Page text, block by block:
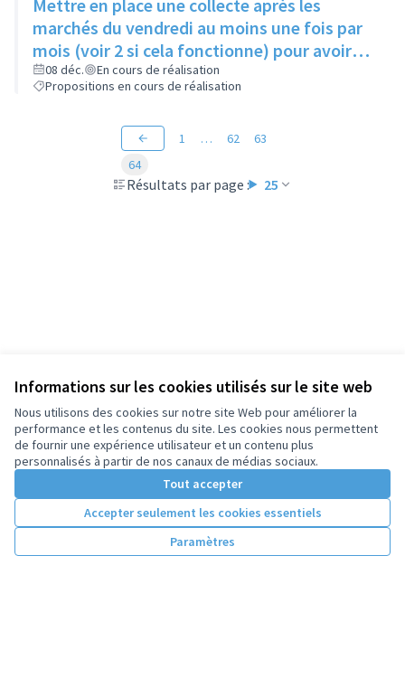
Informations sur les cookies utilisés sur le site web
Nous utilisons des cookies sur notre site Web pour améliorer la
performance et les contenus du site. Les cookies nous permettent
de fournir une expérience utilisateur et un contenu plus
personnalisés à partir de nos canaux de médias sociaux.
Tout accepter
Accepter seulement les cookies essentiels
Paramètres
Mettre en place une collecte après les
marchés du vendredi au moins une fois par
mois (voir 2 si cela fonctionne) pour avoir
des produits frais pour l'Epice'Rill
08 déc.
En cours de réalisation
Propositions en cours de réalisation
Résultats par page : 25
1 … 62
63
64